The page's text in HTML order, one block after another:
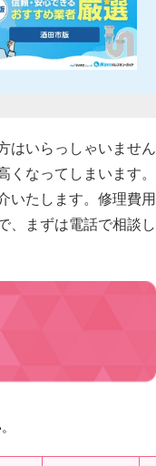
はいらっしゃいません
なってしまいます。
いたします。修理費用
、まずは電話で相談し